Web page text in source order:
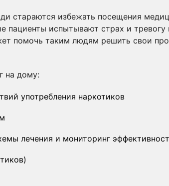
стараются избежать посещения
пациенты испытывают страх и тревогу
помочь таким людям решить свои
на дому:
употребления наркотиков
лечения и мониторинг